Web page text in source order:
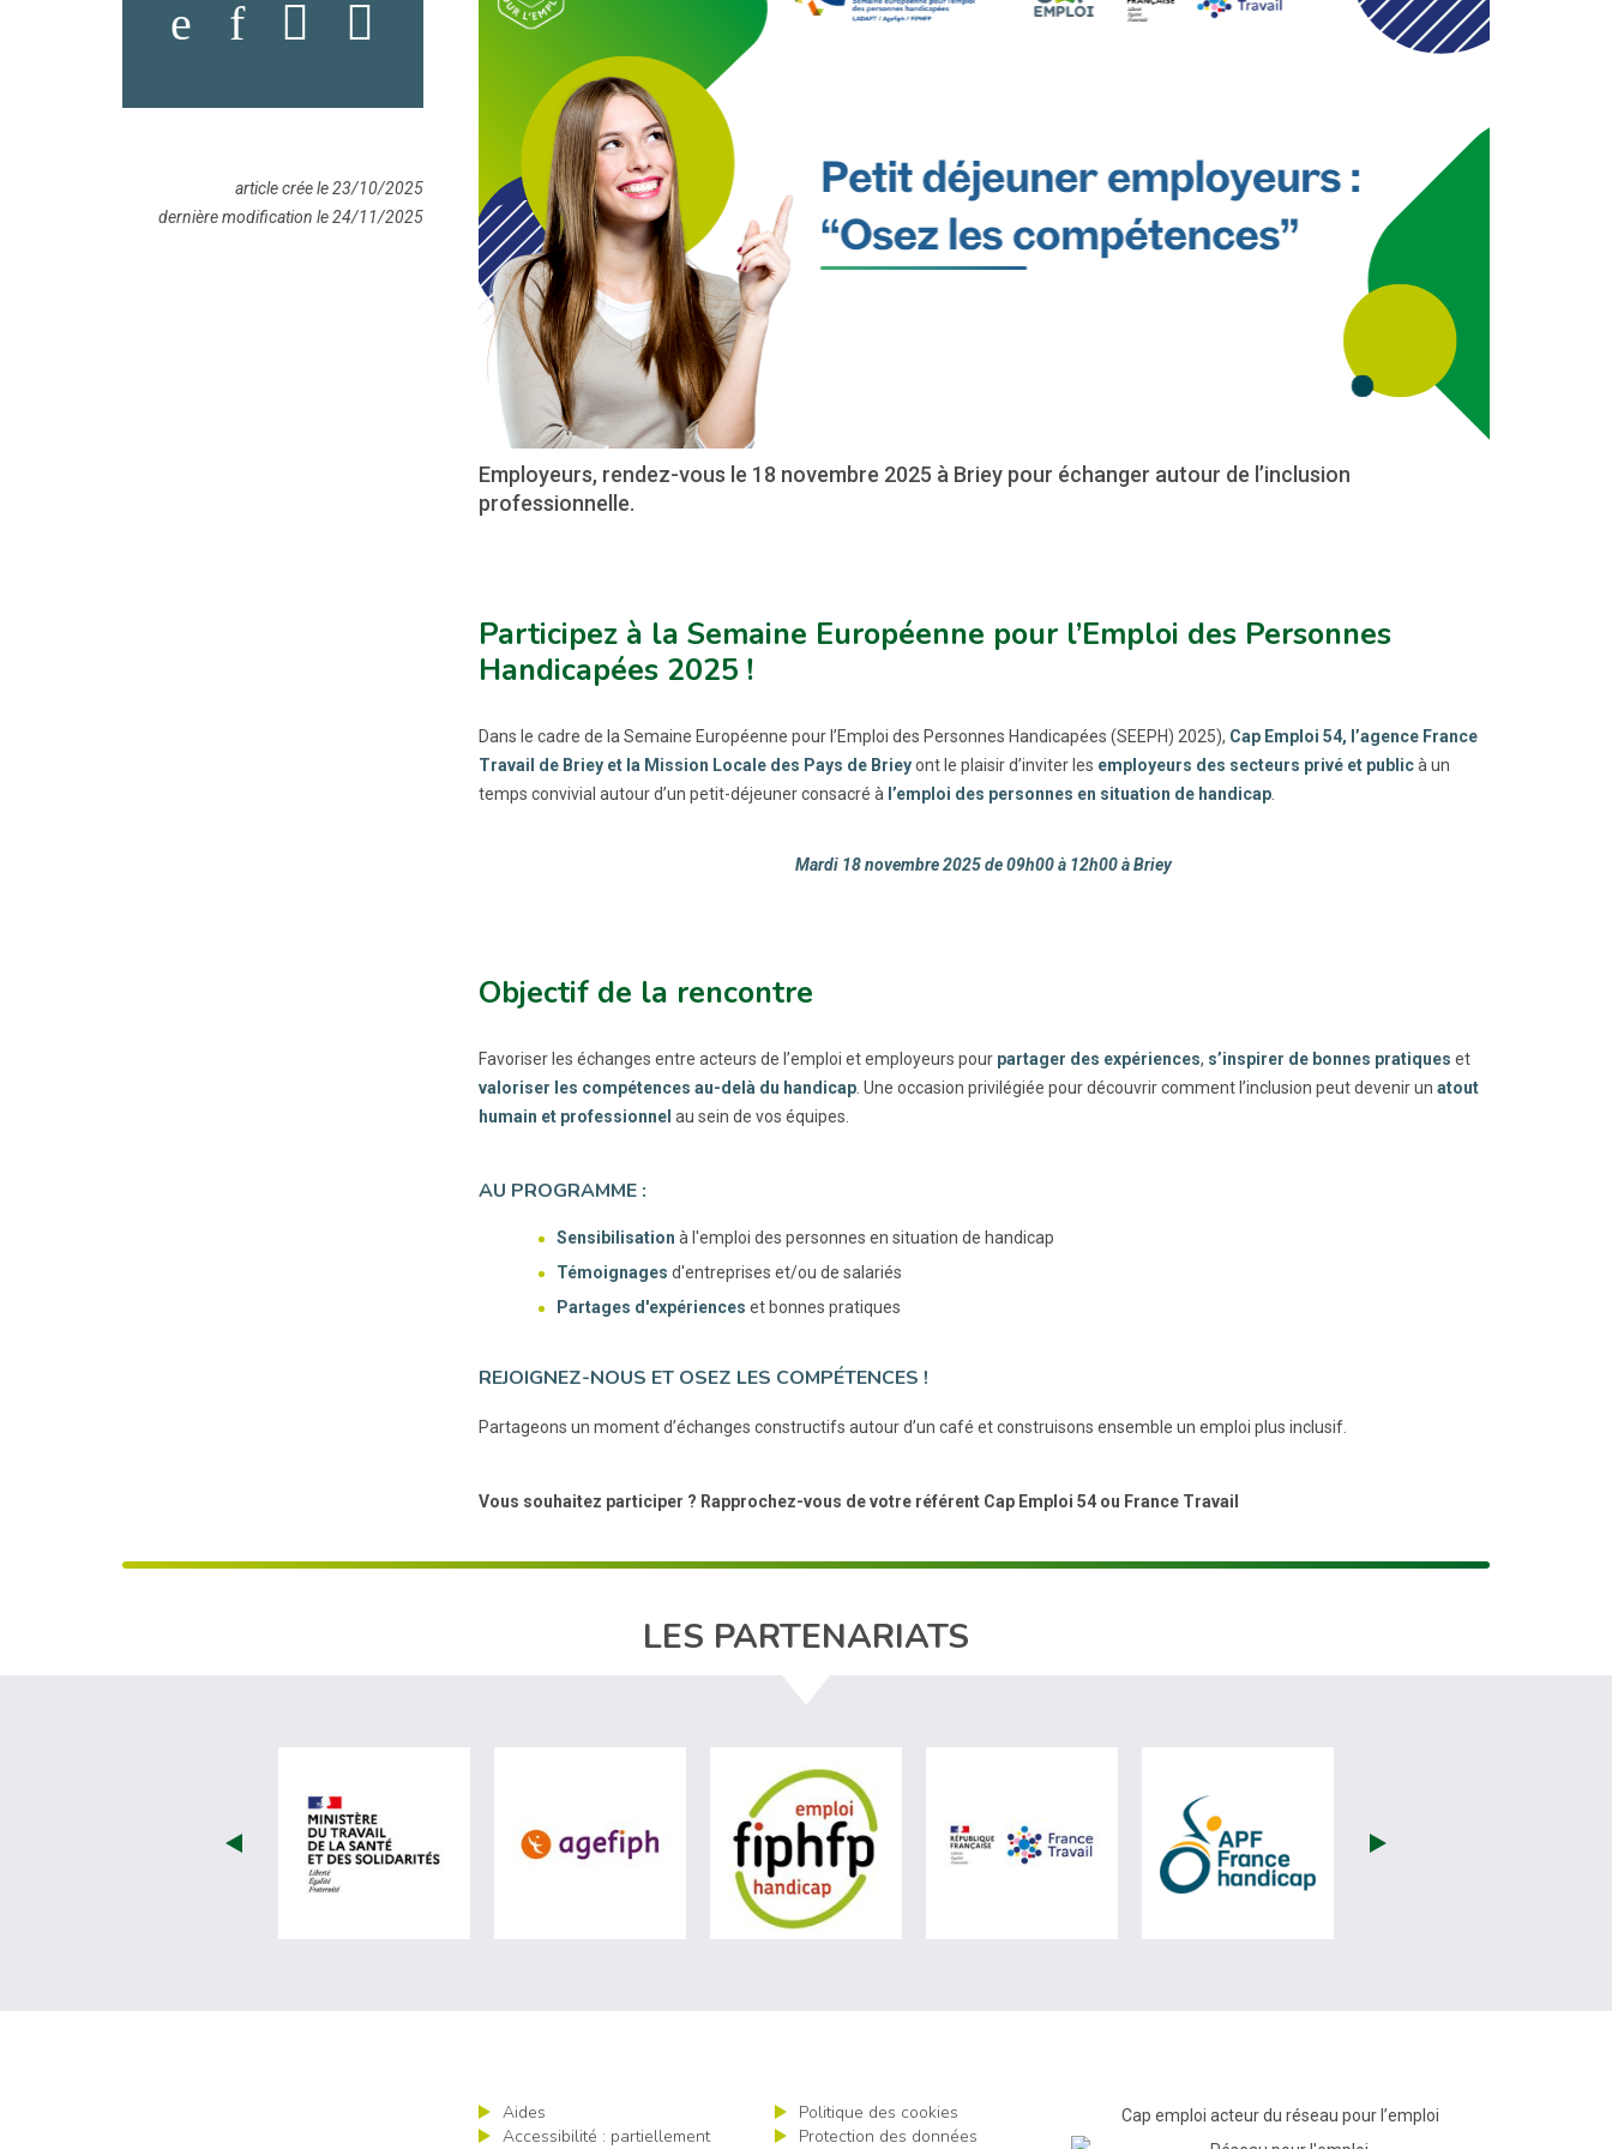
Employeurs, rendez-vous le 18 novembre 2025 à Briey pour échanger autour de l’inclusion
professionnelle.
Participez à la Semaine Européenne pour l’Emploi des Personnes
Handicapées 2025 !
Dans le cadre de la Semaine Européenne pour l’Emploi des Personnes Handicapées (SEEPH) 2025), Cap Emploi 54, l’agence France
Travail de Briey et la Mission Locale des Pays de Brieyont le plaisir d’inviter les employeurs des secteurs privé et publicà un
temps convivial autour d’un petit-déjeuner consacré à l’emploi des personnes en situation de handicap.
Mardi 18 novembre 2025 de 09h00 à 12h00 à Briey
Objectif de la rencontre
Favoriser les échanges entre acteurs de l’emploi et employeurs pour partager des expériences, s’inspirer de bonnes pratiques et
valoriser les compétences au-delà du handicap. Une occasion privilégiée pour découvrir comment l’inclusion peut devenir un atout
humain et professionnel au sein de vos équipes.
AU PROGRAMME :
Sensibilisation à l'emploi des personnes en situation de handicap
Témoignages d'entreprises et/ou de salariés
Partages d'expériences et bonnes pratiques
REJOIGNEZ-NOUS ET OSEZ LES COMPÉTENCES !
Partageons un moment d’échanges constructifs autour d’un café et construisons ensemble un emploi plus inclusif.
Vous souhaitez participer ? Rapprochez-vous de votre référent Cap Emploi 54 ou France Travail
article crée le 23/10/2025
dernière modification le 24/11/2025
LES PARTENARIATS
visiter les site de Ministère du travail (nouvelle fenêtre)
visiter les site de Agefiph (nouvelle fenêtre)visiter les site de Fiphfp (nouvelle fenêtre)visiter les site de France Travail (nouvelle fenêtre)
visiter les site de APF (nouvelle
Aides
Accessibilité : partiellement
Politique des cookies
Protection des données
Cap emploi acteur du réseau pour l’emploi